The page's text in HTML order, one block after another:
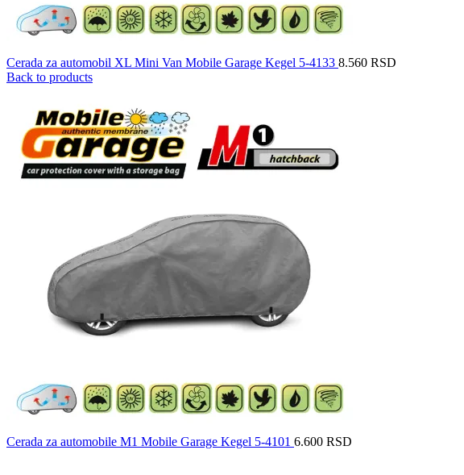
Cerada za automobil XL Mini Van Mobile Garage Kegel 5-4133 8.560 RSD
Back to products
Cerada za automobile M1 Mobile Garage Kegel 5-4101 6.600 RSD